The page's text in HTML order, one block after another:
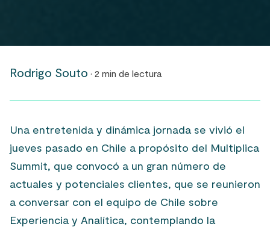
Rodrigo Souto · 2 min de lectura
Una entretenida y dinámica jornada se vivió el
jueves pasado en Chile a propósito del Multiplica
Summit, que convocó a un gran número de
actuales y potenciales clientes, que se reunieron
a conversar con el equipo de Chile sobre
Experiencia y Analítica, contemplando la